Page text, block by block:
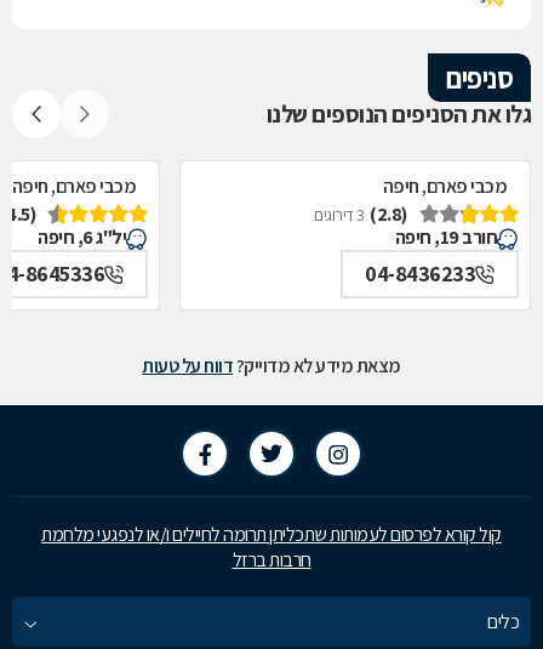
סניפים
גלו את הסניפים הנוספים שלנו
מכבי פארם, חיפה
(2.8)
3 דירוגים
חורב 19, חיפה
04-8436233
מכבי פארם, חיפה
(4.5)
יל"ג 6, חיפה
8645336
מצאת מידע לא מדוייק?דווח על טעות
קול קורא לפרסום לעמותות שתכליתן תרומה לחיילים ו/או לנפגעי מלחמת
חרבות ברזל
כלים